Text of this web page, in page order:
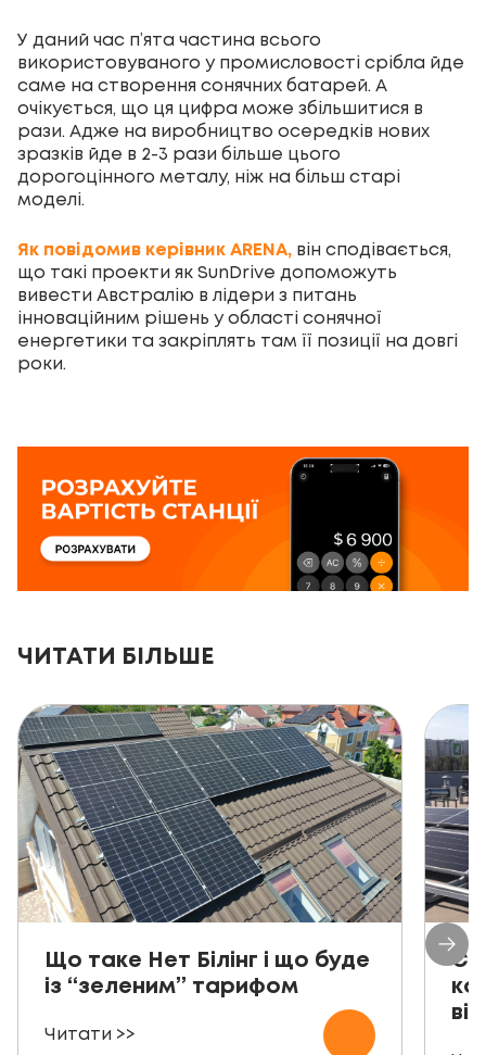
У даний час п’ята частина всього
використовуваного у промисловості срібла йде
саме на створення сонячних батарей. А
очікується, що ця цифра може збільшитися в
рази. Адже на виробництво осередків нових
зразків йде в 2-3 рази більше цього
дорогоцінного металу, ніж на більш старі
моделі.
Як повідомив керівник ARENA, він сподівається,
що такі проекти як SunDrive допоможуть
вивести Австралію в лідери з питань
інноваційним рішень у області сонячної
енергетики та закріплять там її позиції на довгі
роки.
ЧИТАТИ БІЛЬШЕ
Що таке Нет Білінг і що буде
із “зеленим” тарифом
Читати >>